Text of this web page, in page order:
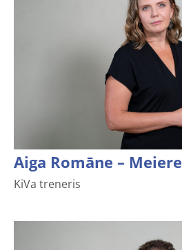
Aiga Romāne – Meiere
KiVa treneris